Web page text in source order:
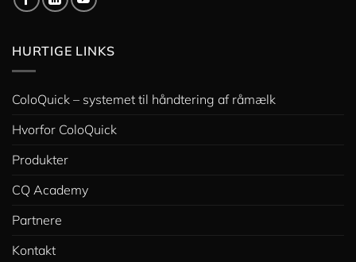
HURTIGE LINKS
ColoQuick – systemet til håndtering af råmælk
Hvorfor ColoQuick
Produkter
CQ Academy
Partnere
Kontakt